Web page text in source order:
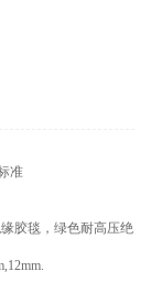
准
胶毯，绿色耐高压绝